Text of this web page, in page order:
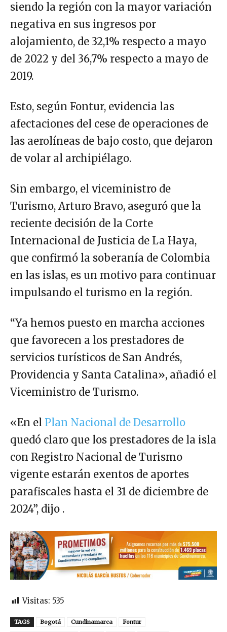
siendo la región con la mayor variación
negativa en sus ingresos por
alojamiento, de 32,1% respecto a mayo
de 2022 y del 36,7% respecto a mayo de
2019.
Esto, según Fontur, evidencia las
afectaciones del cese de operaciones de
las aerolíneas de bajo costo, que dejaron
de volar al archipiélago.
Sin embargo, el viceministro de
Turismo, Arturo Bravo, aseguró que la
reciente decisión de la Corte
Internacional de Justicia de La Haya,
que confirmó la soberanía de Colombia
en las islas, es un motivo para continuar
impulsando el turismo en la región.
“Ya hemos puesto en marcha acciones
que favorecen a los prestadores de
servicios turísticos de San Andrés,
Providencia y Santa Catalina», añadió el
Viceministro de Turismo.
«En el Plan Nacional de Desarrollo
quedó claro que los prestadores de la isla
con Registro Nacional de Turismo
vigente estarán exentos de aportes
parafiscales hasta el 31 de diciembre de
2024”, dijo .
Visitas: 535
TAGS Bogotá Cundinamarca
Fontur